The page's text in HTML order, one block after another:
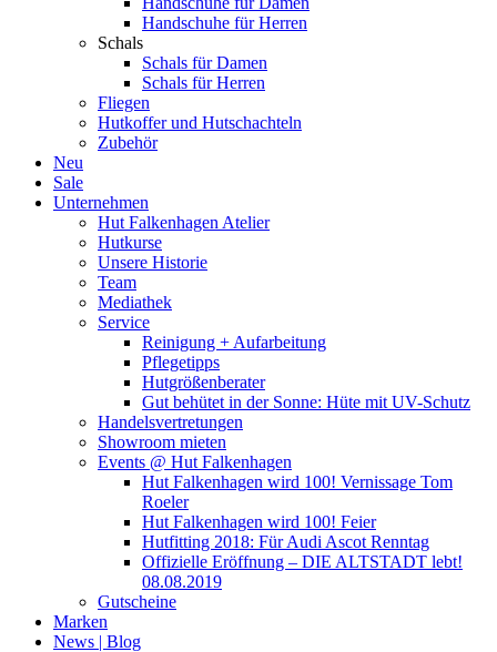
Handschuhe für Herren
Schals
Schals für Damen
Schals für Herren
Fliegen
Hutkoffer und Hutschachteln
Zubehör
Neu
Sale
Unternehmen
Hut Falkenhagen Atelier
Hutkurse
Unsere Historie
Team
Mediathek
Service
Reinigung + Aufarbeitung
Pflegetipps
Hutgrößenberater
Gut behütet in der Sonne: Hüte mit UV-Schutz
Handelsvertretungen
Showroom mieten
Events @ Hut Falkenhagen
Hut Falkenhagen wird 100! Vernissage Tom
Roeler
Hut Falkenhagen wird 100! Feier
Hutfitting 2018: Für Audi Ascot Renntag
Offizielle Eröffnung – DIE ALTSTADT lebt!
08.08.2019
Gutscheine
Marken
News | Blog